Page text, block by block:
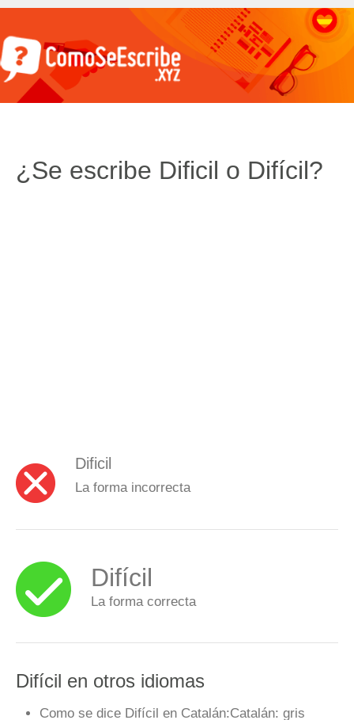
¿Se escribe Dificil o Difícil?
Dificil
La forma incorrecta
Difícil
La forma correcta
Difícil en otros idiomas
Como se dice Difícil en Catalán:Catalán: gris